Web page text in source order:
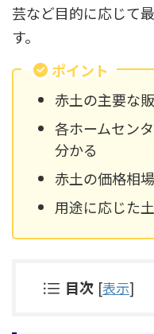
芸など目的に応じて
す。
ポイント
赤土の主要な
各ホームセン
分かる
赤土の価格相
用途に応じた
目次 [表示]